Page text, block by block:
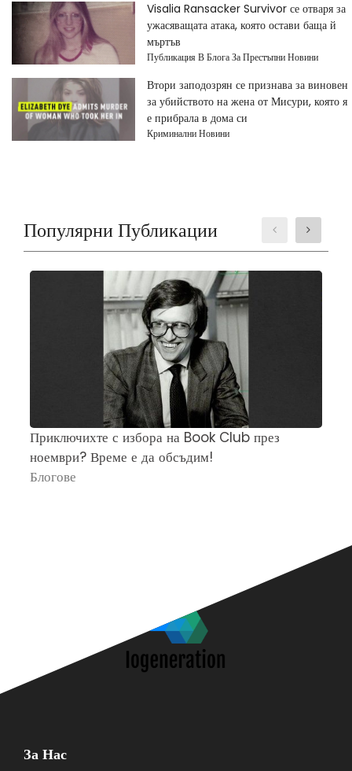
Visalia Ransacker Survivor се отваря за
ужасяващата атака, която остави баща й
мъртъв
Публикация В Блога За Престъпни Новини
Втори заподозрян се признава за виновен
за убийството на жена от Мисури, която я
е прибрала в дома си
Криминални Новини
Популярни Публикации
Приключихте с избора на Book Club през
ноември? Време е да обсъдим!
Блогове
За Нас